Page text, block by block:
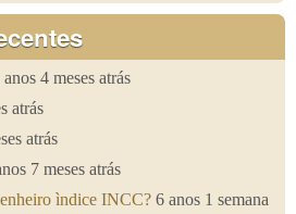
anos 4 meses atrás
atrás
atrás
7 meses atrás
ìndice INCC? 6 anos 1 semana